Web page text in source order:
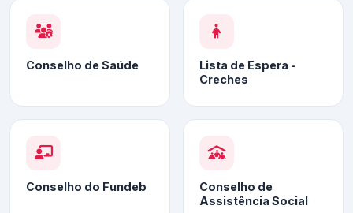
Conselho de Saúde
Lista de Espera -
Creches
Conselho do Fundeb
Conselho de
Assistência Social